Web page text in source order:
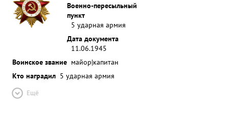
Военно-пересыльный
пункт
5 ударная армия
Дата документа
11.06.1945
Воинское звание майор|капитан
Кто наградил 5 ударная армия
Ещё